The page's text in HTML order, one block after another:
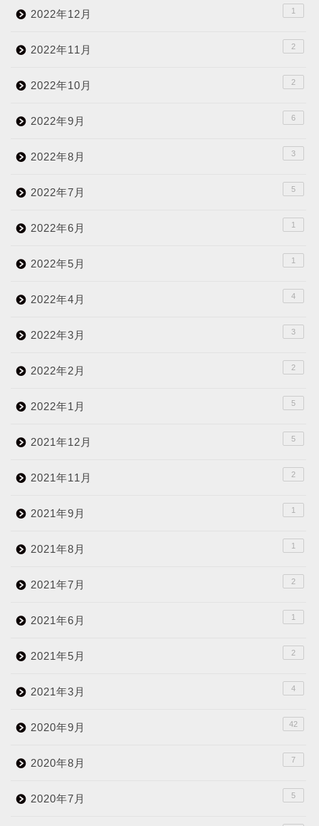
2022年12月 1
2022年11月 2
2022年10月 2
2022年9月 6
2022年8月 3
2022年7月 5
2022年6月 1
2022年5月 1
2022年4月 4
2022年3月 3
2022年2月 2
2022年1月 5
2021年12月 5
2021年11月 2
2021年9月 1
2021年8月 1
2021年7月 2
2021年6月 1
2021年5月 2
2021年3月 4
2020年9月 42
2020年8月 7
2020年7月 5